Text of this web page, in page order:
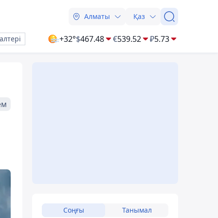
Алматы Қаз
+32°$467.48 €539.52 ₽5.73
Соңғы Танымал